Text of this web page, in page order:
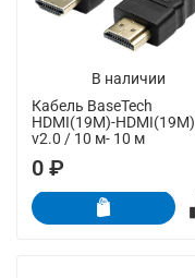
В наличии
Кабель BaseTech
HDMI(19M)-HDMI(19M)
v2.0 / 10 м- 10 м
0 ₽